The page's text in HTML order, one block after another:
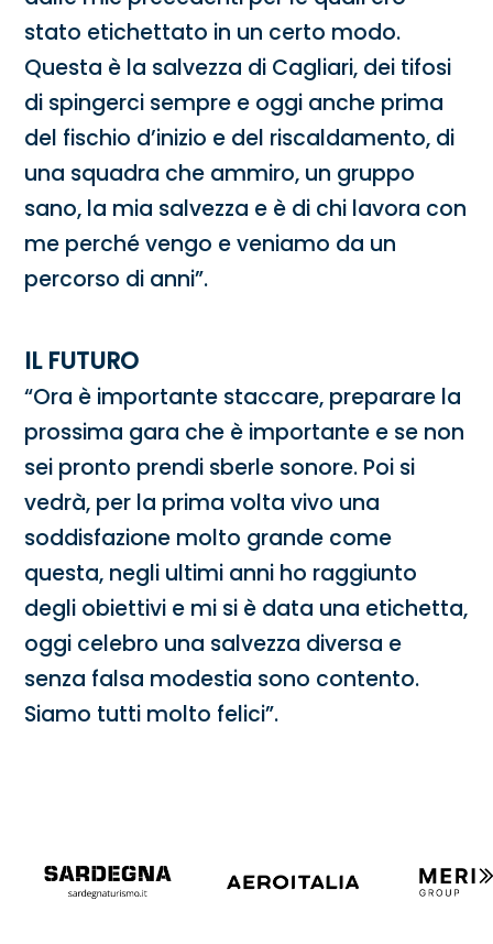
stato etichettato in un certo modo.
Questa è la salvezza di Cagliari, dei tifosi
di spingerci sempre e oggi anche prima
del fischio d’inizio e del riscaldamento, di
una squadra che ammiro, un gruppo
sano, la mia salvezza e è di chi lavora con
me perché vengo e veniamo da un
percorso di anni”.
IL FUTURO
“Ora è importante staccare, preparare la
prossima gara che è importante e se non
sei pronto prendi sberle sonore. Poi si
vedrà, per la prima volta vivo una
soddisfazione molto grande come
questa, negli ultimi anni ho raggiunto
degli obiettivi e mi si è data una etichetta,
oggi celebro una salvezza diversa e
senza falsa modestia sono contento.
Siamo tutti molto felici”.